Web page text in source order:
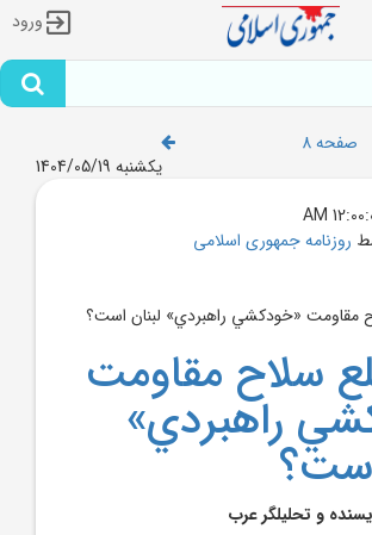
ورود
صفحه 8
یکشنبه 1404/05/19
روزنامه جمهوری اسلامی
سلاح مقاومت
راهبردي»
و تحليلگر عرب